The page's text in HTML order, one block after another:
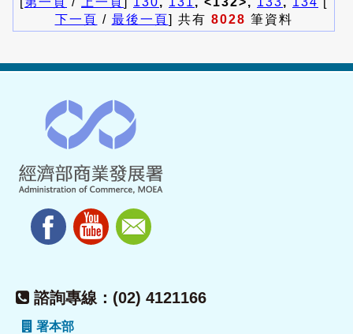
下一頁 / 最後一頁] 共有 8028 筆資料
諮詢專線：(02) 4121166
署本部